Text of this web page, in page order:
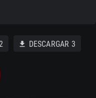
2 download DESCARGAR 3